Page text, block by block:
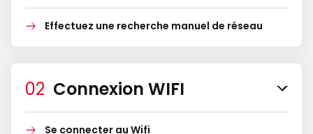
Effectuez une recherche manuel de réseau
Connexion WIFI
Se connecter au Wifi